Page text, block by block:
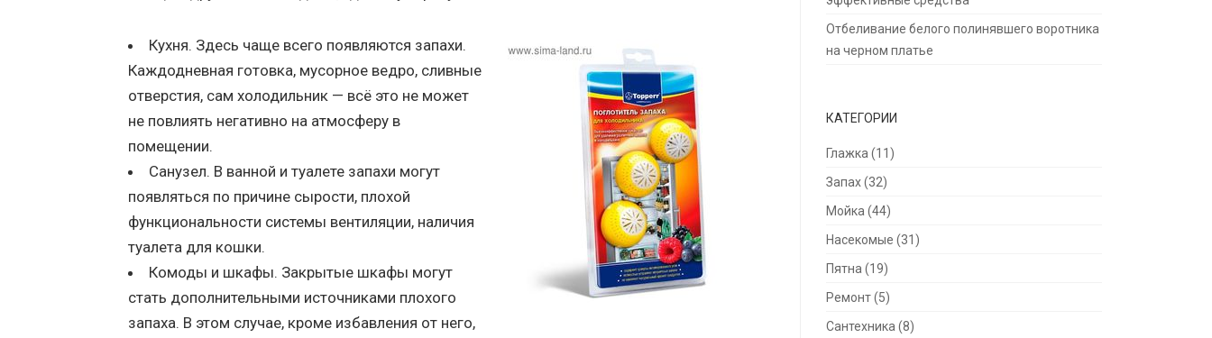
Кухня. Здесь чаще всего появляются запахи.
Каждодневная готовка, мусорное ведро, сливные
отверстия, сам холодильник — всё это не может
не повлиять негативно на атмосферу в
помещении.
Санузел. В ванной и туалете запахи могут
появляться по причине сырости, плохой
функциональности системы вентиляции, наличия
туалета для кошки.
Комоды и шкафы. Закрытые шкафы могут
стать дополнительными источниками плохого
запаха. В этом случае, кроме избавления от него,
Отбеливание белого полинявшего воротника
на черном платье
КАТЕГОРИИ
Глажка (11)
Запах(32)
Мойка (44)
Насекомые (31)
Пятна (19)
Ремонт(5)
Сантехника (8)